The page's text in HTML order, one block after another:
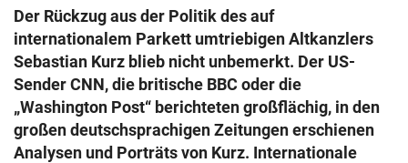
search
eingeben
© Krone Multimedia GmbH & Co KG 2026
Muthgasse 2, 1190 Wien
Der Rückzug aus der Politik des auf
internationalem Parkett umtriebigen Altkanzlers
Sebastian Kurz blieb nicht unbemerkt. Der US-
Sender CNN, die britische BBC oder die
„Washington Post“ berichteten großflächig, in den
großen deutschsprachigen Zeitungen erschienen
Analysen und Porträts von Kurz. Internationale